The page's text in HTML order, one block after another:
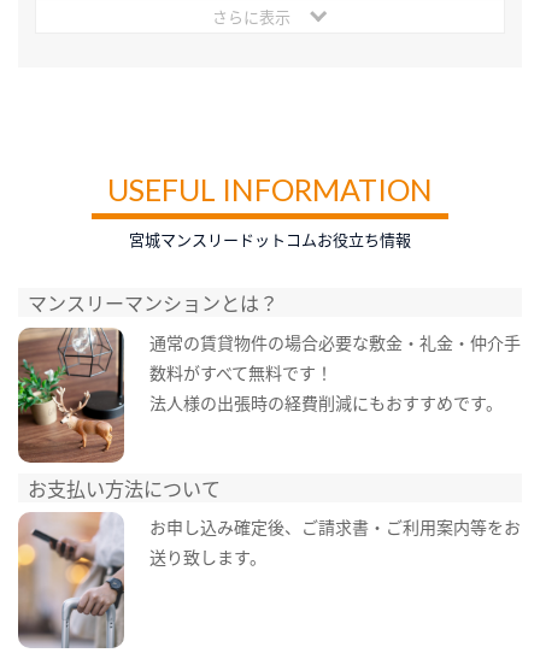
さらに表示
USEFUL INFORMATION
宮城マンスリードットコムお役立ち情報
マンスリーマンションとは？
通常の賃貸物件の場合必要な敷金・礼金・仲介手
数料がすべて無料です！
法人様の出張時の経費削減にもおすすめです。
お支払い方法について
お申し込み確定後、ご請求書・ご利用案内等をお
送り致します。